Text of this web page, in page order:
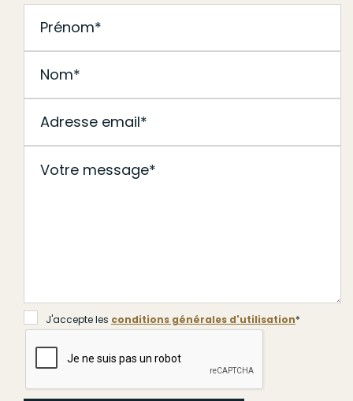
J'accepte les conditions générales d'utilisation*